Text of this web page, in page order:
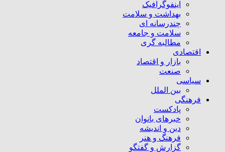
اینفوگرافیک
بهداشت و سلامت
چندرسانه ای
سلامت و جامعه
مطالبه گری
اقتصادی
بازار و اقتصاد
صنعت
سیاسی
بین الملل
فرهنگی
پادکست
خبرهای بانوان
دین و اندیشه
فرهنگ و هنر
گزارش و گفتگو